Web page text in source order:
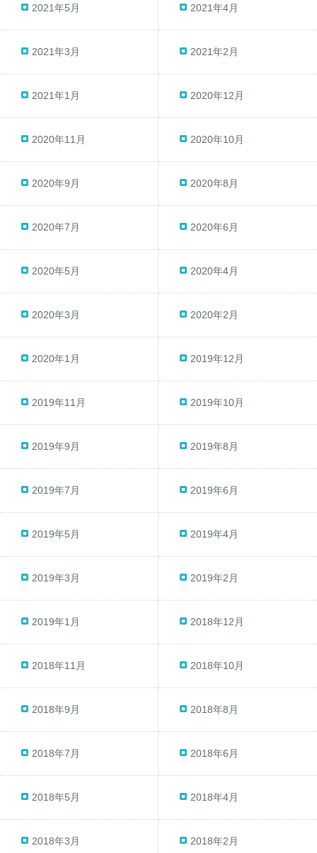
2021年5月 2021年4月
2021年3月 2021年2月
2021年1月 2020年12月
2020年11月 2020年10月
2020年9月 2020年8月
2020年7月 2020年6月
2020年5月 2020年4月
2020年3月 2020年2月
2020年1月 2019年12月
2019年11月 2019年10月
2019年9月 2019年8月
2019年7月 2019年6月
2019年5月 2019年4月
2019年3月 2019年2月
2019年1月 2018年12月
2018年11月 2018年10月
2018年9月 2018年8月
2018年7月 2018年6月
2018年5月 2018年4月
2018年3月 2018年2月